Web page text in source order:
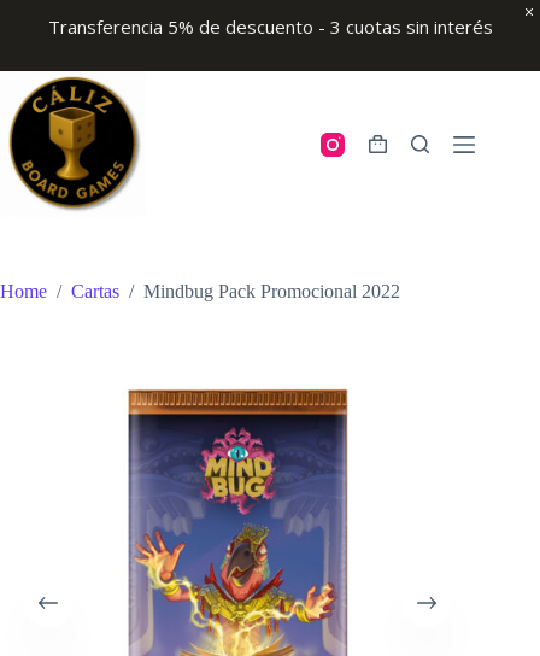
Transferencia 5% de descuento - 3 cuotas sin interés
content
Shopping
Home / Cartas / Mindbug Pack Promocional 2022